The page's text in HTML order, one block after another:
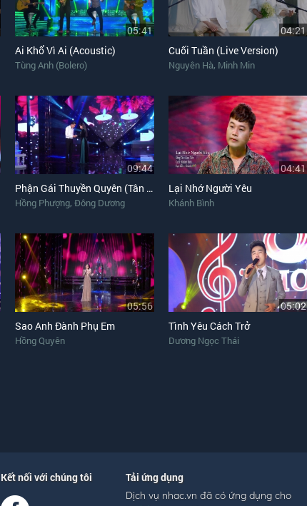
05:41
Ai Khổ Vì Ai (Acoustic)
Tùng Anh (Bolero)
04:21
Cuối Tuần (Live Version)
Nguyên Hà, Minh Min
09:44
Phận Gái Thuyền Quyên (Tân Cổ)
Hồng Phượng, Đông Dương
04:41
Lại Nhớ Người Yêu
Khánh Bình
05:56
Sao Anh Đành Phụ Em
Hồng Quyên
05:02
Tình Yêu Cách Trở
Dương Ngọc Thái
Kết nối với chúng tôi Tải ứng dụng
Dịch vụ nhac.vn đã có ứng dụng cho